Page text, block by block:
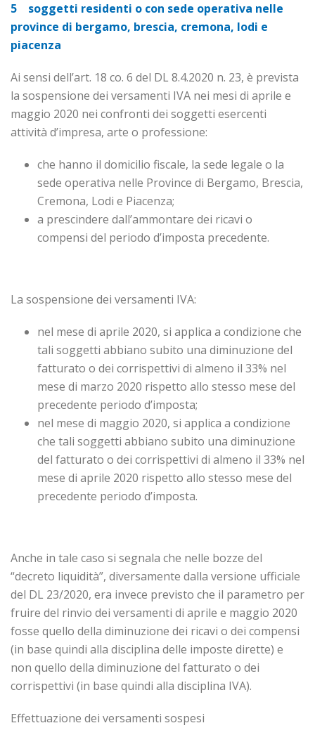
5 soggetti residenti o con sede operativa nelle
province di bergamo, brescia, cremona, lodi e
piacenza
Ai sensi dell’art. 18 co. 6 del DL 8.4.2020 n. 23, è prevista
la sospensione dei versamenti IVA nei mesi di aprile e
maggio 2020 nei confronti dei soggetti esercenti
attività d’impresa, arte o professione:
che hanno il domicilio fiscale, la sede legale o la
sede operativa nelle Province di Bergamo, Brescia,
Cremona, Lodi e Piacenza;
a prescindere dall’ammontare dei ricavi o
compensi del periodo d’imposta precedente.
La sospensione dei versamenti IVA:
nel mese di aprile 2020, si applica a condizione che
tali soggetti abbiano subito una diminuzione del
fatturato o dei corrispettivi di almeno il 33% nel
mese di marzo 2020 rispetto allo stesso mese del
precedente periodo d’imposta;
nel mese di maggio 2020, si applica a condizione
che tali soggetti abbiano subito una diminuzione
del fatturato o dei corrispettivi di almeno il 33% nel
mese di aprile 2020 rispetto allo stesso mese del
precedente periodo d’imposta.
Anche in tale caso si segnala che nelle bozze del
“decreto liquidità”, diversamente dalla versione ufficiale
del DL 23/2020, era invece previsto che il parametro per
fruire del rinvio dei versamenti di aprile e maggio 2020
fosse quello della diminuzione dei ricavi o dei compensi
(in base quindi alla disciplina delle imposte dirette) e
non quello della diminuzione del fatturato o dei
corrispettivi (in base quindi alla disciplina IVA).
Effettuazione dei versamenti sospesi